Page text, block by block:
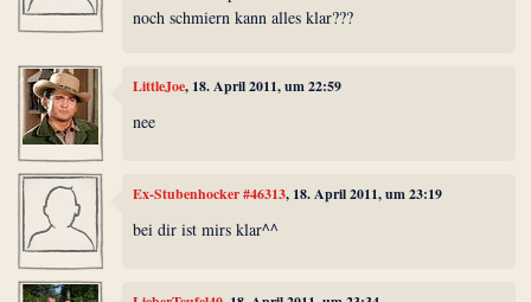
noch schmiern kann alles klar???
LittleJoe, 18. April 2011, um 22:59
nee
Ex-Stubenhocker #46313, 18. April 2011, um 23:19
bei dir ist mirs klar^^